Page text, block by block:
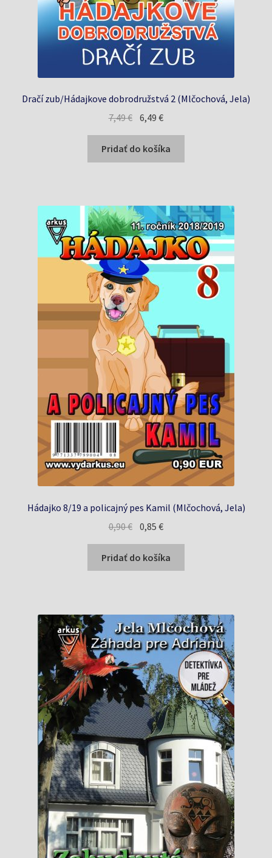
Dračí zub/Hádajkove dobrodružstvá 2 (Mlčochová, Jela)
7,49€ Pôvodná
cena
bola:
7,49 €.
6,49€Aktuálna
cena
je:
6,49 €.
Pridať do košíka
Hádajko 8/19 a policajný pes Kamil (Mlčochová, Jela)
0,90€ Pôvodná
bola:
0,90 €.
0,85€Aktuálna
je:
0,85 €.
Pridať do košíka